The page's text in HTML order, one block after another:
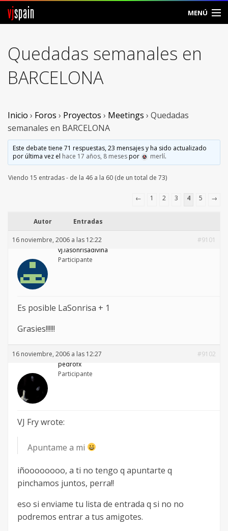
vjspain MENÚ
Foros
Noticias
Vjspain
Ayuda
Contacto
Entrar
Quedadas semanales en
BARCELONA
Inicio › Foros › Proyectos › Meetings › Quedadas
semanales en BARCELONA
Este debate tiene 71 respuestas, 23 mensajes y ha sido actualizado
por última vez el hace 17 años, 8 mesespor merlí.
Viendo 15 entradas - de la 46 a la 60 (de un total de 73)
← 1 2 3 4 5 →
Autor Entradas
16 noviembre, 2006 a las 12:22
#9101
vj.lasonrisadivina
Participante
Es posible LaSonrisa + 1
Grasies!!!!!!
16 noviembre, 2006 a las 12:27
#9102
pedrofx
Participante
VJ Fry wrote:
Apuntame a mi
iñoooooooo, a ti no tengo q apuntarte q
pinchamos juntos, perra!!
eso si enviame tu lista de entrada q si no no
podremos entrar a tus amigotes.